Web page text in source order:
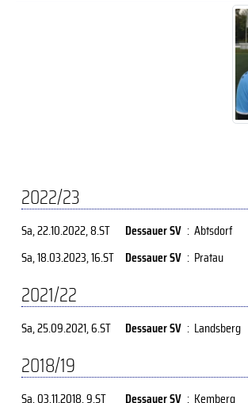
2022/23
Sa, 22.10.2022, 8.ST Dessauer SV : Abtsdorf
Sa, 18.03.2023, 16.ST Dessauer SV : Pratau
2021/22
Sa, 25.09.2021, 6.ST Dessauer SV : Landsberg
2018/19
Sa, 03.11.2018, 9.ST Dessauer SV : Kemberg